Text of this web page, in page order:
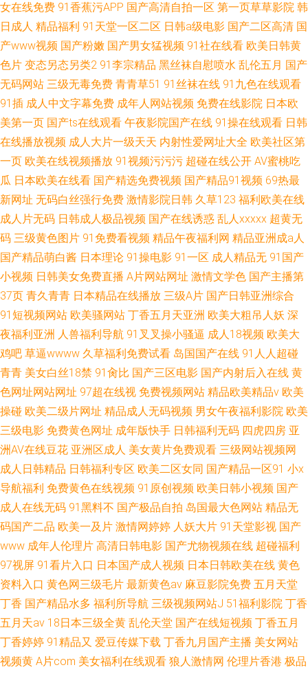
女在线免费 91香蕉污APP 国产高清自拍一区 第一页草草影院 韩
日成人 精品福利 91天堂一区二区 日韩a级电影 国产二区高清 国
产www视频 国产粉嫩 国产男女猛视频 91社在线看 欧美日韩黄
色片 变态另态另类2 91李宗精品 黑丝袜自慰喷水 乱伦五月 国产
无码网站 三级无毒免费 青青草51 91丝袜在线 91九色在线观看
91插 成人中文字幕免费 成年人网站视频 免费在线影院 日本欧
美第一页 国产ts在线观看 午夜影院国产在线 91操在线观看 日韩
在线播放视频 成人大片一级天天 内射性爱网址大全 欧美社区第
一页 欧美在线视频播放 91视频污污污 超碰在线公开 AV蜜桃吃
瓜 日本欧美在线看 国产精选免费视频 国产精品91视频 69热最
新网址 无码白丝强行免费 激情影院日韩 久草123 福利欧美在线
成人片无码 日韩成人极品视频 国产在线诱惑 乱人xxxxx 超黄无
码 三级黄色图片 91免费看视频 精品午夜福利网 精品亚洲成a人
国产精品萌白酱 日本理论 91操电影 91一区 成人精品无 91国产
小视频 日韩美女免费直播 A片网站网址 激情文学色 国产主播第
37页 青久青青 日本精品在线播放 三级A片 国产日韩亚洲综合
91短视频网站 欧美骚网站 丁香五月天亚洲 欧美大粗吊人妖 深
夜福利亚洲 人兽福利导航 91叉叉操小骚逼 成人18视频 欧美大
鸡吧 草逼wwww 久草福利免费试看 岛国国产在线 91人人超碰
青青 美女白丝18禁 91肏比 国产三区电影 国产内射后入在线 黄
色网址网站网址 97超在线视 免费视频网站 精品欧美精品v 欧美
操碰 欧美二级片网址 精品成人无码视频 男女午夜福利影院 欧美
三级电影 免费黄色网址 成年版快手 日韩福利无码 四虎四房 亚
洲AV在线豆花 亚洲区成人 美女黄片免费观看 三级网站视频网
成人日韩精品 日韩福利专区 欧美二区女同 国产精品一区91 小x
导航福利 免费黄色在线视频 91原创视频 欧美日韩小视频 国产
成人在线无码 91黑料不 国产极品自拍 岛国最大色网站 精品无
码国产二品 欧美一及片 激情网婷婷 人妖大片 91天堂影视 国产
www 成年人伦理片 高清日韩电影 国产尤物视频在线 超碰福利
97视屏 91看片入口 日本国产成人视频 日本日韩欧美在线 黄色
资料入口 黄色网三级毛片 最新黄色av 麻豆影院免费 五月天堂
丁香 国产精品水多 福利所导航 三级视频网站J 51福利影院 丁香
五月天av 18日本三级全黄 乱伦天堂 国产在线短视频 丁香五月
丁香婷婷 91精品又 爱豆传媒下载 丁香九月国产主播 美女网站
视频黄 A片com 美女福利在线观看 狼人激情网 伦理片香港 极品